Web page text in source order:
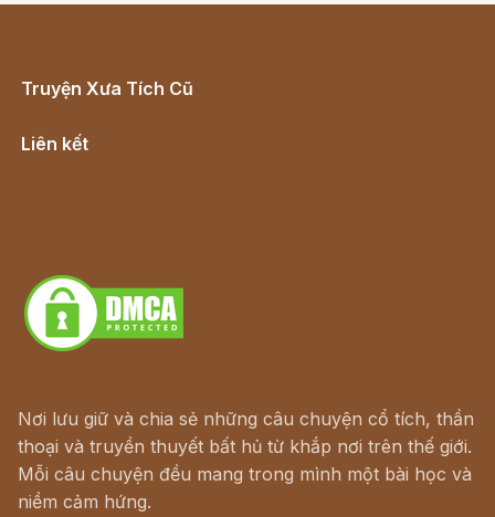
Truyện Xưa Tích Cũ
Liên kết
Nơi lưu giữ và chia sẻ những câu chuyện cổ tích, thần
thoại và truyền thuyết bất hủ từ khắp nơi trên thế giới.
Mỗi câu chuyện đều mang trong mình một bài học và
niềm cảm hứng.